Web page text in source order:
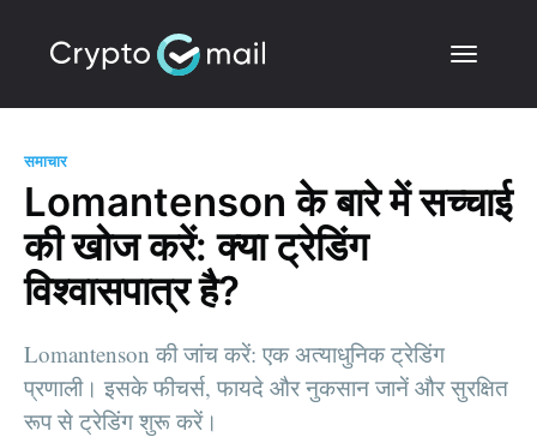
समाचार
Lomantenson के बारे में सच्चाई
की खोज करें: क्या ट्रेडिंग
विश्वासपात्र है?
Lomantenson की जांच करें: एक अत्याधुनिक ट्रेडिंग
प्रणाली। इसके फीचर्स, फायदे और नुकसान जानें और सुरक्षित
रूप से ट्रेडिंग शुरू करें।